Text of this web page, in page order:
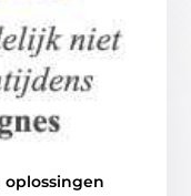
oplossingen